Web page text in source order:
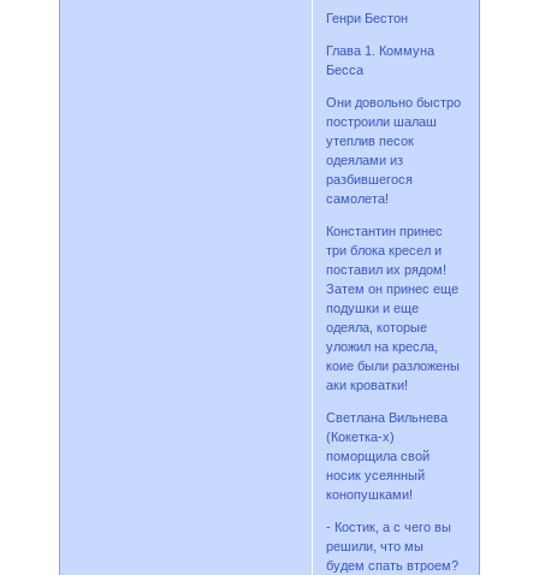
Генри Бестон
Глава 1. Коммуна
Бесса
Они довольно быстро
построили шалаш
утеплив песок
одеялами из
разбившегося
самолета!
Константин принес
три блока кресел и
поставил их рядом!
Затем он принес еще
подушки и еще
одеяла, которые
уложил на кресла,
коие были разложены
аки кроватки!
Светлана Вильнева
(Кокетка-х)
поморщила свой
носик усеянный
конопушками!
- Костик, а с чего вы
решили, что мы
будем спать втроем?